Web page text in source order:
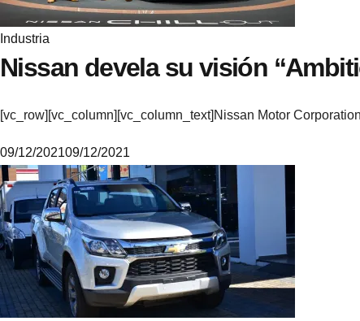
Industria
Nissan devela su visión
[vc_row][vc_column][vc_column_text]Nissan Motor
M
i
k
e
09/12/202109/12/2021